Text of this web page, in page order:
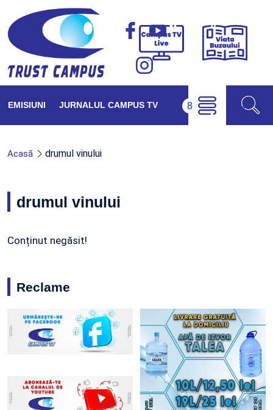
Campus
Viața
EMISIUNI JURNALUL CAMPUS TV
Acasă drumul vinului
drumul vinului
Conținut negăsit!
Reclame